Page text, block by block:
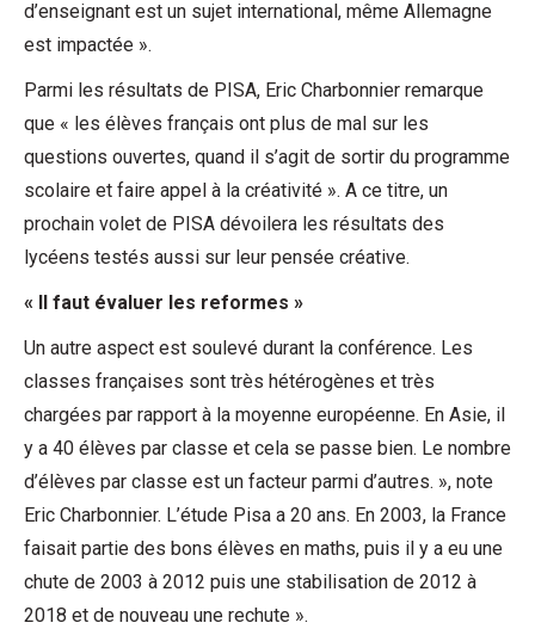
d’enseignant est un sujet international, même Allemagne
est impactée ».
Parmi les résultats de PISA, Eric Charbonnier remarque
que « les élèves français ont plus de mal sur les
questions ouvertes, quand il s’agit de sortir du programme
scolaire et faire appel à la créativité ». A ce titre, un
prochain volet de PISA dévoilera les résultats des
lycéens testés aussi sur leur pensée créative.
« Il faut évaluer les reformes »
Un autre aspect est soulevé durant la conférence. Les
classes françaises sont très hétérogènes et très
chargées par rapport à la moyenne européenne. En Asie, il
y a 40 élèves par classe et cela se passe bien. Le nombre
d’élèves par classe est un facteur parmi d’autres. », note
Eric Charbonnier. L’étude Pisa a 20 ans. En 2003, la France
faisait partie des bons élèves en maths, puis il y a eu une
chute de 2003 à 2012 puis une stabilisation de 2012 à
2018 et de nouveau une rechute ».